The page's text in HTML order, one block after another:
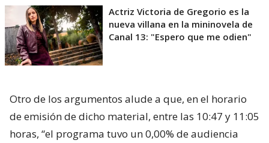
Actriz Victoria de Gregorio es la
nueva villana en la mininovela de
Canal 13: "Espero que me odien"
Otro de los argumentos alude a que, en el horario
de emisión de dicho material, entre las 10:47 y 11:05
horas, “el programa tuvo un 0,00% de audiencia